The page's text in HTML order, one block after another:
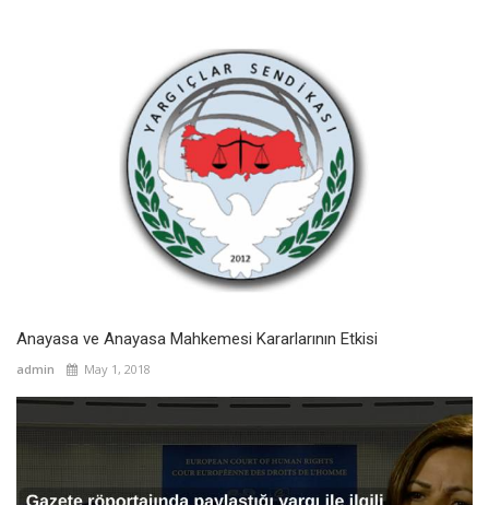
Anayasa ve Anayasa Mahkemesi Kararlarının Etkisi
admin May 1, 2018